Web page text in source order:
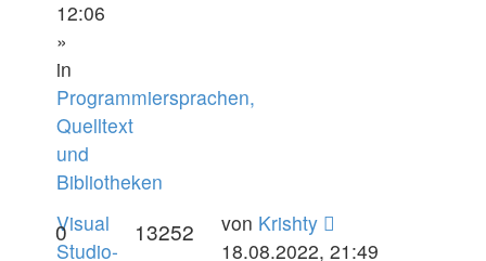
12:06
»
in
Programmiersprachen,
Quelltext
und
Bibliotheken
Visual
Studio-
0 13252 von Krishty
18.08.2022, 21:49